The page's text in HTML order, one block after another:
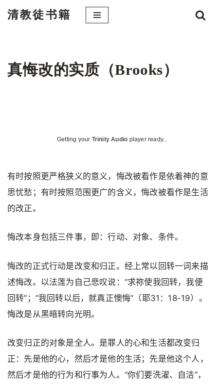
文
清教徒书籍
真悔改的实质（Brooks）
Getting your Trinity Audio player ready...
有时按照更严格狭义的意义，悔改被看作是依着神的意
思忧愁；有时按照范围更广的含义，悔改被看作是生活
的改正。
悔改本身包括三件事，即：行动、对象、条件。
悔改的正式行动是改变和归正。经上常以回转一词来描
述悔改。以法莲为自己悲叹说：“求祢使我回转，我便
回转”；“我回转以后，就真正懊悔”（耶31：18-19）。
悔改是从黑暗转向光明。
改变归正的对象是全人。是罪人的心和生活都改变归
正：先是他的心，然后才是他的生活；先是他这个人，
然后才是他的行为和行事为人。“你们要洗濯、自洁”，